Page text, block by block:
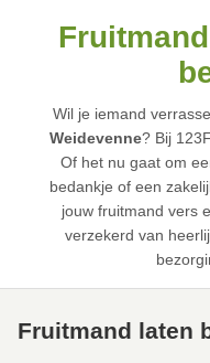
Wil je iemand
Weidevenne? Bij
Of het nu gaat om
bedankje of een
jouw fruitmand vers
verzekerd van
Fruitmand laten